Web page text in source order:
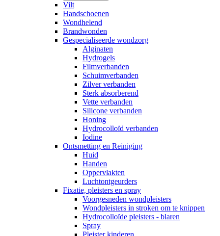
Vilt
Handschoenen
Wondhelend
Brandwonden
Gespecialiseerde wondzorg
Alginaten
Hydrogels
Filmverbanden
Schuimverbanden
Zilver verbanden
Sterk absorberend
Vette verbanden
Silicone verbanden
Honing
Hydrocolloïd verbanden
Iodine
Ontsmetting en Reiniging
Huid
Handen
Oppervlakten
Luchtontgeurders
Fixatie, pleisters en spray
Voorgesneden wondpleisters
Wondpleisters in stroken om te knippen
Hydrocolloïde pleisters - blaren
Spray
Pleister kinderen